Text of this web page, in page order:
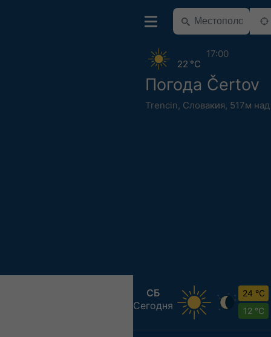
Погода Čertov
Trencin, Словакия, 517м
22 °C
17:00
СБ
Сегодня
24 °C
12 °C